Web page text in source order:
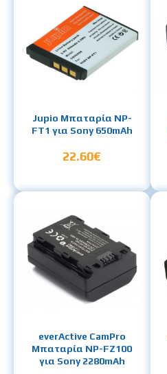
Jupio Μπαταρία NP-
FT1 για Sony 650mAh
22.60€
everActive CamPro
Μπαταρία NP-FZ100
για Sony 2280mAh